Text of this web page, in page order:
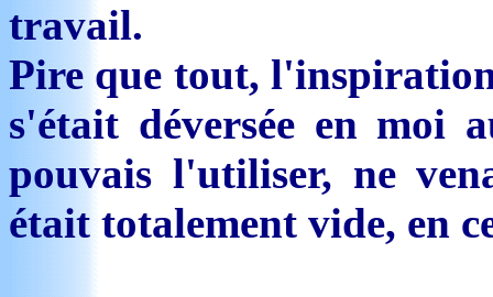
travail.
Pire que tout,
s'était déversée en
pouvais l'utiliser, ne
était totalement vide, en